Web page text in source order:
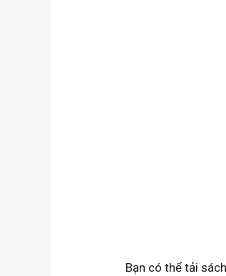
Bạn có thể tải